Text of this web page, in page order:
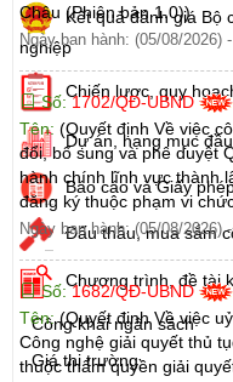
Châu (Phiên bản 1.0))
Ngày ban hành: (05/08/2026) -
Số:1702/QĐ-UBND
Tên: (Quyết định Về việc
đổi, bổ sung và phê duyệt
hành chính lĩnh vực thành
đăng ký thuộc phạm vi
Ngày ban hành: (05/08/2026)
Số:1682/QĐ-UBND
Tên:(Quyết định Về việc
Công nghệ giải quyết thủ
thuộc thẩm quyền giải
Kết quả đánh giá Bộ
nghiệp
Chiến lược, quy
Dự án, hạng mục
Báo cáo và Giấy
Đấu thầu, mua sắm
Chương trình, đề tài
Công khai ngân sách
Giá thị trường